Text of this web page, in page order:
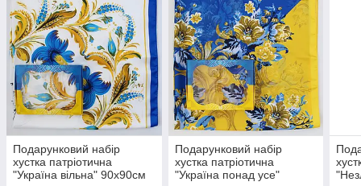
Подарунковий набір
хустка патріотична
"Україна вільна" 90х90см
Подарунковий набір
хустка патріотична
"Україна понад усе"